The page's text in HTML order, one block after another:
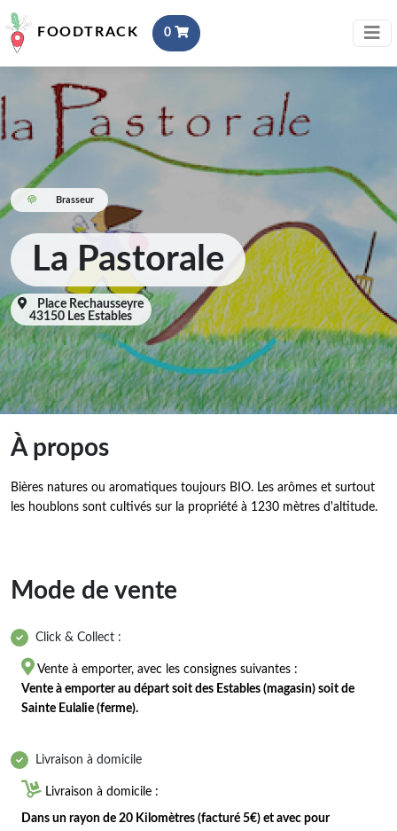
FOODTRACK 0
Brasseur
La Pastorale
Place Rechausseyre
43150 Les Estables
À propos
Bières natures ou aromatiques toujours BIO. Les arômes et surtout
les houblons sont cultivés sur la propriété à 1230 mètres d'altitude.
Mode de vente
Click & Collect :
 Vente à emporter, avec les consignes suivantes :
Vente à emporter au départ soit des Estables (magasin) soit de
Sainte Eulalie (ferme).
Livraison à domicile
 Livraison à domicile :
Dans un rayon de 20 Kilomètres (facturé 5€) et avec pour